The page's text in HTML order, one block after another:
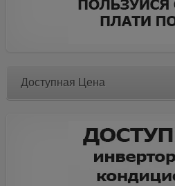
Доступная Цена